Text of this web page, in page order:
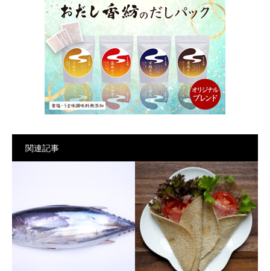
関連記事